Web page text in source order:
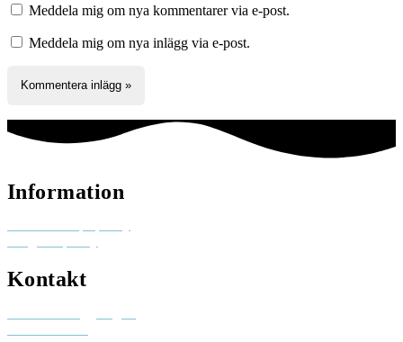
Meddela mig om nya kommentarer via e-post.
Meddela mig om nya inlägg via e-post.
Information
Kontakt